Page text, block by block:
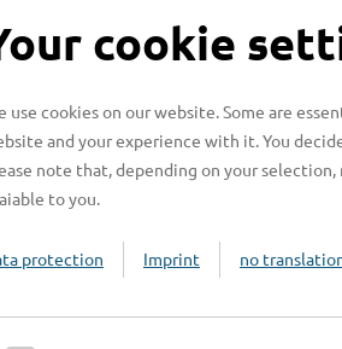
cookie
use cookies on our website. Some are
and your experience with it. You
note that, depending on your
to you.
protection Imprint no